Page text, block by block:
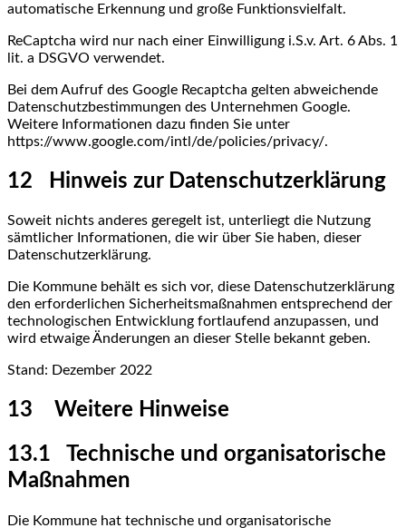
automatische Erkennung und große Funktionsvielfalt.
ReCaptcha wird nur nach einer Einwilligung i.S.v. Art. 6 Abs. 1
lit. a DSGVO verwendet.
Bei dem Aufruf des Google Recaptcha gelten abweichende
Datenschutzbestimmungen des Unternehmen Google.
Weitere Informationen dazu finden Sie unter
https://www.google.com/intl/de/policies/privacy/.
12 Hinweis zur Datenschutzerklärung
Soweit nichts anderes geregelt ist, unterliegt die Nutzung
sämtlicher Informationen, die wir über Sie haben, dieser
Datenschutzerklärung.
Die Kommune behält es sich vor, diese Datenschutzerklärung
den erforderlichen Sicherheitsmaßnahmen entsprechend der
technologischen Entwicklung fortlaufend anzupassen, und
wird etwaige Änderungen an dieser Stelle bekannt geben.
Stand: Dezember 2022
13 Weitere Hinweise
13.1 Technische und organisatorische
Maßnahmen
Die Kommune hat technische und organisatorische